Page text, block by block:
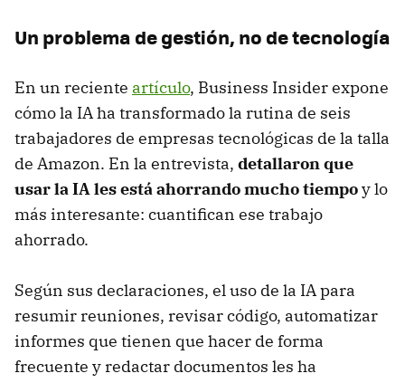
Un problema de gestión, no de tecnología
En un reciente artículo, Business Insider expone
cómo la IA ha transformado la rutina de seis
trabajadores de empresas tecnológicas de la talla
de Amazon. En la entrevista, detallaron que
usar la IA les está ahorrando mucho tiempoy lo
más interesante: cuantifican ese trabajo
ahorrado.
Según sus declaraciones, el uso de la IA para
resumir reuniones, revisar código, automatizar
informes que tienen que hacer de forma
frecuente y redactar documentos les ha